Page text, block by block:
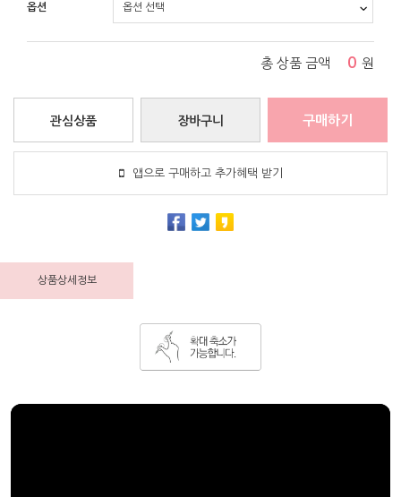
옵션
총 상품 금액 0 원
장바구니
관심상품 구매하기
앱으로 구매하고 추가혜택 받기
상품상세정보